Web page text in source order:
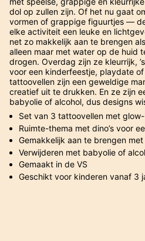
dol op zullen zijn. Of het nu gaat
vormen of grappige figuurtjes —
elke activiteit een leuke en
net zo makkelijk aan te brengen
alleen maar met water op de huid
drogen. Overdag zijn ze kleurrijk,
voor een kinderfeestje, playdate
tattoovellen zijn een geweldige
creatief uit te drukken. En ze zijn
babyolie of alcohol, dus designs
Set van 3 tattoovellen met
Ruimte-thema met dino’s voor
Gemakkelijk aan te brengen
Verwijderen met babyolie of
Gemaakt in de VS
Geschikt voor kinderen vanaf 3